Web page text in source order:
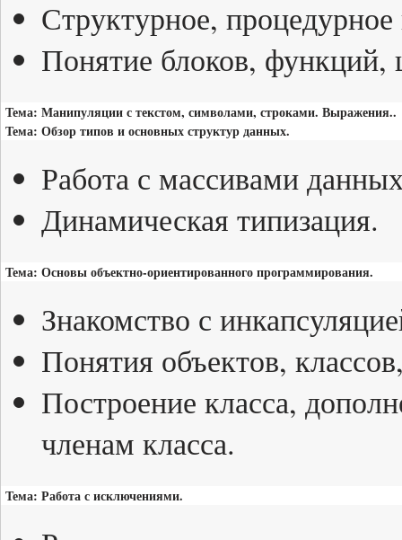
Структурное,
Понятие блоков, функций,
Тема: Манипуляции с текстом, символами, строками. Выражения..
Тема: Обзор типов и основных структур данных.
Работа с массивами
Динамическая типизация.
Тема: Основы объектно-ориентированного программирования.
Знакомство с
Понятия объектов,
Построение класса,
членам класса.
Тема: Работа с исключениями.